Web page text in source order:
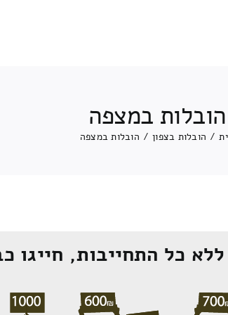
הובלות במצפה
/ הובלות בצפון / הובלות במצפה
כל התחייבות, חייגו